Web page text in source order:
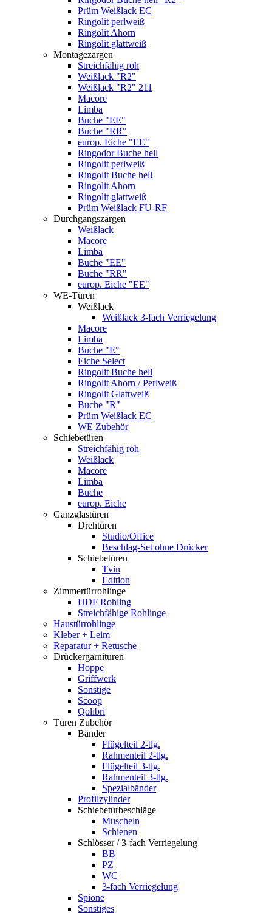
Prüm Weißlack EC
Ringolit perlweiß
Ringolit Ahorn
Ringolit glattweiß
Montagezargen
Streichfähig roh
Weißlack "R2"
Weißlack "R2" 211
Macore
Limba
Buche "EE"
Buche "RR"
europ. Eiche "EE"
Ringodor Buche hell
Ringolit perlweiß
Ringolit Buche hell
Ringolit Ahorn
Ringolit glattweiß
Prüm Weißlack FU-RF
Durchgangszargen
Weißlack
Macore
Limba
Buche "EE"
Buche "RR"
europ. Eiche "EE"
WE-Türen
Weißlack
Weißlack 3-fach Verriegelung
Macore
Limba
Buche "E"
Eiche Select
Ringolit Buche hell
Ringolit Ahorn / Perlweiß
Ringolit Glattweiß
Buche "R"
Prüm Weißlack EC
WE Zubehör
Schiebetüren
Streichfähig roh
Weißlack
Macore
Limba
Buche
europ. Eiche
Ganzglastüren
Drehtüren
Studio/Office
Beschlag-Set ohne Drücker
Schiebetüren
Tvin
Edition
Zimmertürrohlinge
HDF Rohling
Streichfähige Rohlinge
Haustürrohlinge
Kleber + Leim
Reparatur + Retusche
Drückergarnituren
Hoppe
Griffwerk
Sonstige
Scoop
Qolibri
Türen Zubehör
Bänder
Flügelteil 2-tlg.
Rahmenteil 2-tlg.
Flügelteil 3-tlg.
Rahmenteil 3-tlg.
Spezialbänder
Profilzylinder
Schiebetürbeschläge
Muscheln
Schienen
Schlösser / 3-fach Verriegelung
BB
PZ
WC
3-fach Verriegelung
Spione
Sonstiges